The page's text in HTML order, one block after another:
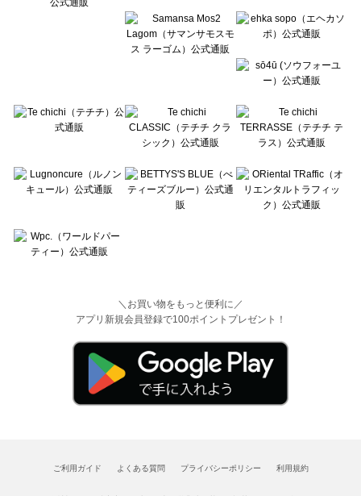
＼お買い物をもっと便利に／
アプリ新規会員登録で100ポイントプレゼント！
ご利用ガイド よくある質問 プライバシーポリシー 利用規約